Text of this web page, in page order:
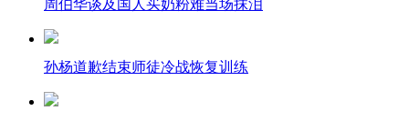
周伯华谈及国人买奶粉难当场抹泪
孙杨道歉结束师徒冷战恢复训练